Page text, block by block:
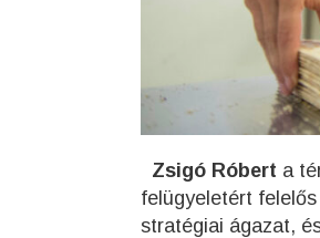
Zsigó Róbert a
felügyeletért
stratégiai ágazat,